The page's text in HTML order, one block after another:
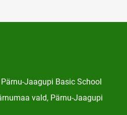
Jaagupi Basic School
vald, Pärnu-Jaagupi